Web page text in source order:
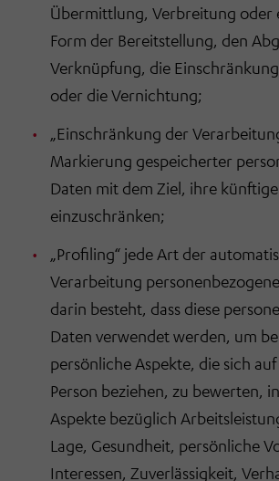
Übermittlung, Verbreitung oder
Form der Bereitstellung, den
Verknüpfung, die
oder die Vernichtung;
„Einschränkung der
Markierung gespeicherter
Daten mit dem Ziel, ihre
einzuschränken;
„Profiling“ jede Art der
Verarbeitung
darin besteht, dass diese
Daten verwendet werden, um
persönliche Aspekte, die sich
Person beziehen, zu bewerten,
Aspekte bezüglich
Lage, Gesundheit, persönliche
Interessen, Zuverlässigkeit,